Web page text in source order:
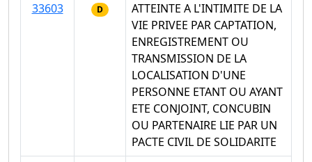
33603
D
ATTEINTE A L'INTIMITE DE LA
VIE PRIVEE PAR CAPTATION,
ENREGISTREMENT OU
TRANSMISSION DE LA
LOCALISATION D'UNE
PERSONNE ETANT OU AYANT
ETE CONJOINT, CONCUBIN
OU PARTENAIRE LIE PAR UN
PACTE CIVIL DE SOLIDARITE